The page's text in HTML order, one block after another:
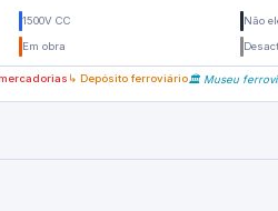
1500V CC Não
Em obra
↳ Depósito ferroviário🏛️ Museu